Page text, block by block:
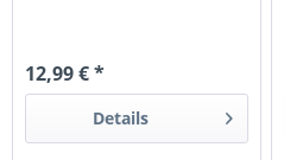
12,99 € *
Details